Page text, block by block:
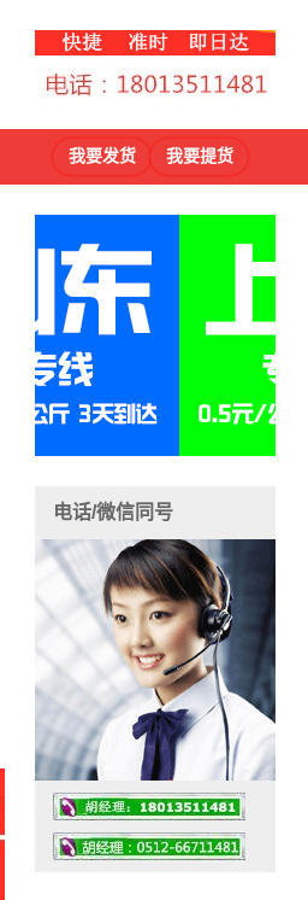
我要发货 我要提货
电话/微信同号